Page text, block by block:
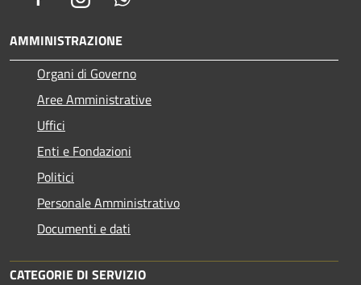
AMMINISTRAZIONE
Organi di Governo
Aree Amministrative
Uffici
Enti e Fondazioni
Politici
Personale Amministrativo
Documenti e dati
CATEGORIE DI SERVIZIO